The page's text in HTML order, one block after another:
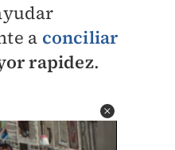
a conciliar
rapidez.